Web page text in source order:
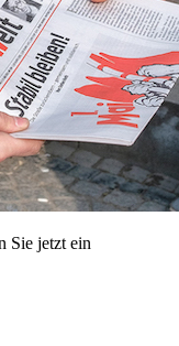
Sie jetzt ein